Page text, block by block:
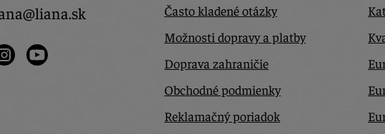
Často kladené otázky
Možnosti dopravy a platby
Doprava zahraničie
Obchodné podmienky
Reklamačný poriadok